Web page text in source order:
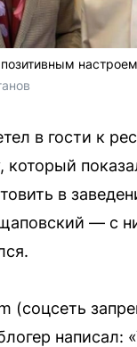
в гости к
который
в
— с
(соцсеть
написал: